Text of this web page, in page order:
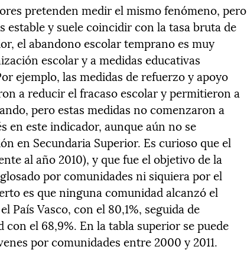
pretenden medir el mismo fenómeno, pero
estable y suele coincidir con la tasa bruta de
el abandono escolar temprano es muy
escolar y a medidas educativas
ejemplo, las medidas de refuerzo y apoyo
a reducir el fracaso escolar y permitieron a
pero estas medidas no comenzaron a
en este indicador, aunque aún no se
en Secundaria Superior. Es curioso que el
al año 2010), y que fue el objetivo de la
por comunidades ni siquiera por el
es que ninguna comunidad alcanzó el
País Vasco, con el 80,1%, seguida de
con el 68,9%. En la tabla superior se puede
por comunidades entre 2000 y 2011.